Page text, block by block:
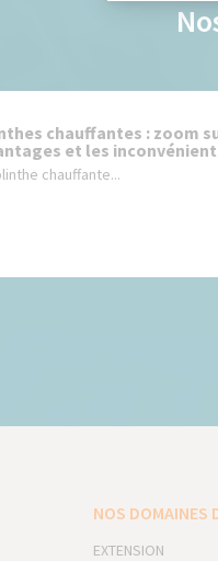
chauffantes : zoom
et les
chauffante...
NOS DOMAINES
EXTENSION